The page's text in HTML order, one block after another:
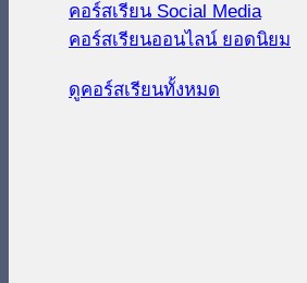
คอร์สเรียน Social Media
คอร์สเรียนออนไลน์
ดูคอร์สเรียนทั้งหมด